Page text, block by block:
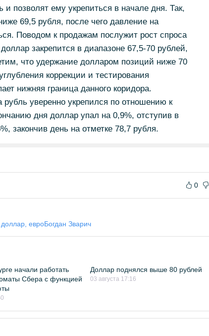
позволят ему укрепиться в начале дня. Так,
69,5 рубля, после чего давление на
Поводом к продажам послужит рост спроса
закрепится в диапазоне 67,5-70 рублей,
что удержание долларом позиций ниже 70
коррекции и тестирования
нижняя граница данного коридора.
уверенно укрепился по отношению к
дня доллар упал на 0,9%, отступив в
закончив день на отметке 78,7 рубля.
0
доллар, евроБогдан Зварич
начали работать
Сбера с функцией
Доллар поднялся выше 80 рублей
03 августа 17:16